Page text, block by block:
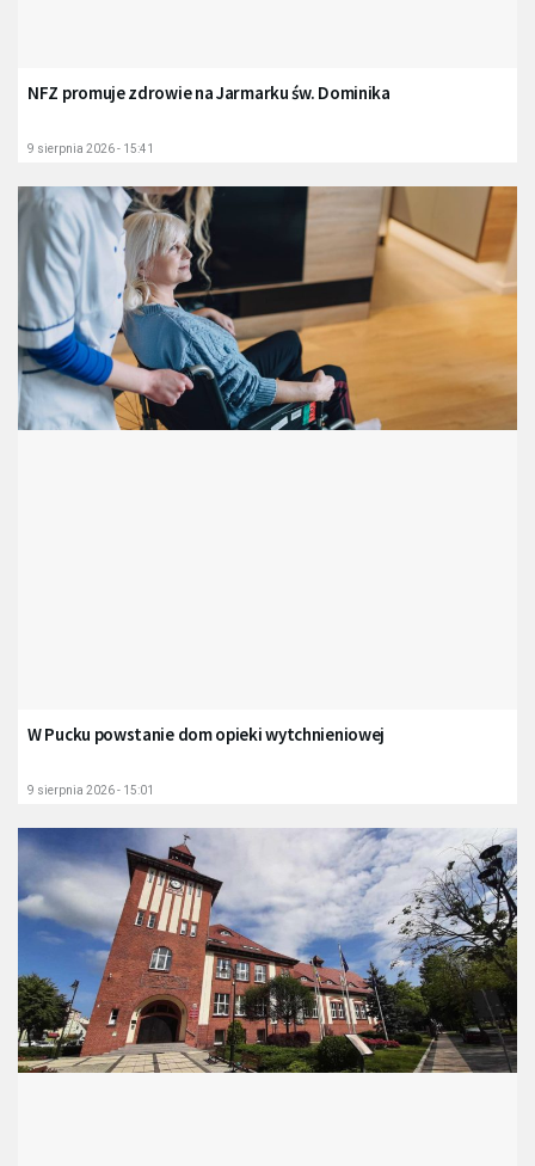
NFZ promuje zdrowie na Jarmarku św. Dominika
9 sierpnia 2026 - 15:41
W Pucku powstanie dom opieki wytchnieniowej
9 sierpnia 2026 - 15:01